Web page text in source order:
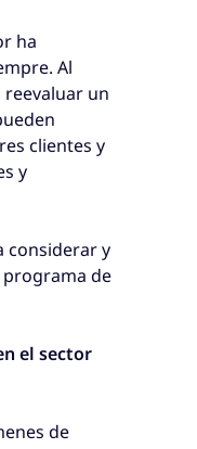
ha
Al
un
clientes y
y
considerar y
de
el sector
de